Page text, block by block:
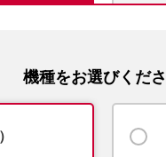
機種をお選びくだ